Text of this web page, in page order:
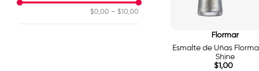
$0,00 – $10,00
Flormar
Esmalte de Uñas
Shine
$1,00